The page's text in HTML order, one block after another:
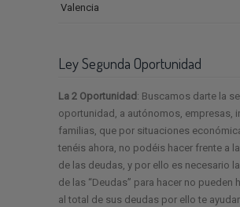
Valencia
Ley Segunda Oportunidad
La 2 Oportunidad : Buscamos darte la
oportunidad, a autónomos, empresas,
familias, que por situaciones
tenéis ahora, no podéis hacer frente a
de las deudas, y por ello es necesario
de las “Deudas” para hacer no pueden
al total de sus deudas por ello te